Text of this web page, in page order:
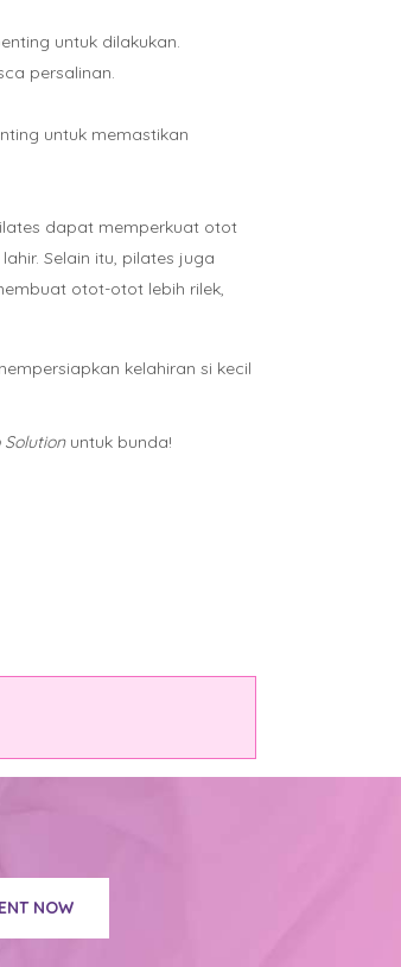
untuk dilakukan.
persalinan.
untuk memastikan
dapat memperkuat otot
Selain itu, pilates juga
otot-otot lebih rilek,
kelahiran si kecil
Solutionuntuk bunda!
NOW